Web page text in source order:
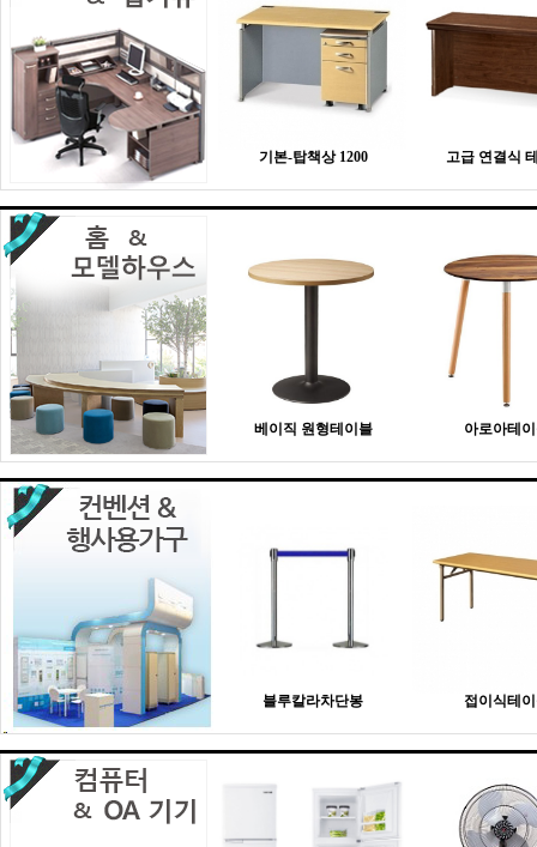
기본-탑책상 1200 고급 연결식
베이직 원형테이블 아로아테
블루칼라차단봉 접이식테